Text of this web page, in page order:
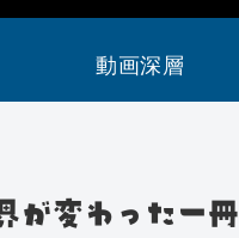
動画深層
が変わった一冊